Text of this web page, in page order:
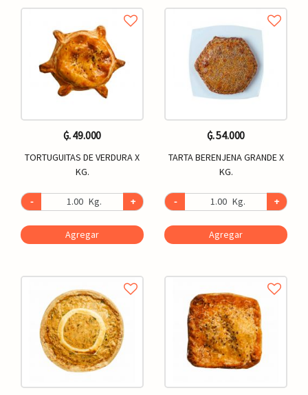
₲. 49.000
TORTUGUITAS DE VERDURA X
KG.
- Kg. +
Agregar
₲. 54.000
TARTA BERENJENA GRANDE X
KG.
- Kg. +
Agregar